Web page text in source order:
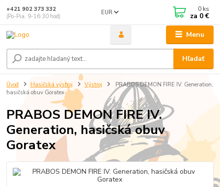
Menu
EUR
Hľadať
+421 902 373 332
(Po-Pia, 9-16:30 hod)
0 ks
za 0 €
Úvod Hasičská výstroj Výstroj
PRABOS DEMON FIRE IV. Generation,
hasičská obuv Goratex
PRABOS DEMON FIRE IV.
Generation, hasičská obuv
Goratex